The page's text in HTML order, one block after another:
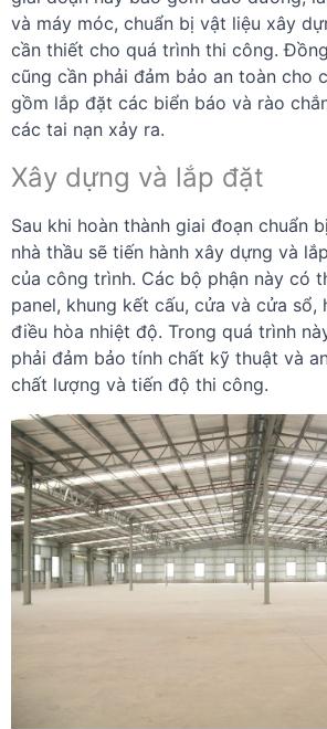
và máy móc, chuẩn bị vật liệu xây
cần thiết cho quá trình thi công.
cũng cần phải đảm bảo an toàn cho
gồm lắp đặt các biển báo và rào
các tai nạn xảy ra.
Xây dựng và lắp đặt
Sau khi hoàn thành giai đoạn chuẩn
nhà thầu sẽ tiến hành xây dựng và
của công trình. Các bộ phận này có
panel, khung kết cấu, cửa và cửa sổ,
điều hòa nhiệt độ. Trong quá trình
phải đảm bảo tính chất kỹ thuật và
chất lượng và tiến độ thi công.